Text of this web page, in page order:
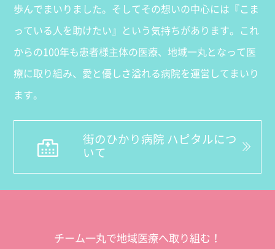
歩んでまいりました。そしてその想いの中心には『こま
っている人を助けたい』という気持ちがあります。これ
からの100年も患者様主体の医療、地域一丸となって医
療に取り組み、愛と優しさ溢れる病院を運営してまいり
ます。
街のひかり病院 ハピタルにつ
いて
チーム一丸で地域医療へ取り組む！